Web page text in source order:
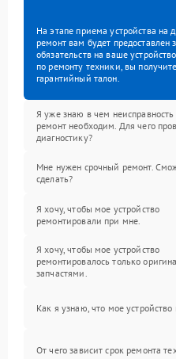
На этапе приема устройства на
ремонт вам будет предоставлен
обязательств на ваше
по ремонту техники, вы
гарантийный талон.
Я уже знаю в чем
ремонт необходим. Для чего
диагностику?
Мне нужен срочный ремонт.
сделать?
Я хочу, чтобы мое устройство
ремонтировали при мне.
Я хочу, чтобы мое устройство
ремонтировалось только
запчастями.
Как я узнаю, что мое устройство
От чего зависит срок ремонта